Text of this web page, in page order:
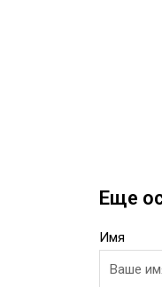
Еще
Имя